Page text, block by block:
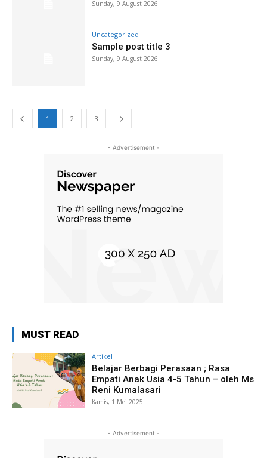
Sunday, 9 August 2026
Uncategorized
Sample post title 3
Sunday, 9 August 2026
1 2 3
- Advertisement -
MUST READ
Artikel
Belajar Berbagi Perasaan ; Rasa
Empati Anak Usia 4-5 Tahun – oleh Ms
Reni Kumalasari
Kamis, 1 Mei 2025
- Advertisement -